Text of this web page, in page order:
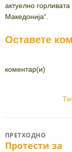
актуелно
Македонија“.
Оставете
коментар(и)
Post
ПРЕТХОДНО
Previous
Протести за